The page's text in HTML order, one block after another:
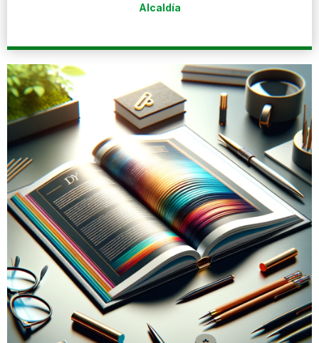
Alcaldía